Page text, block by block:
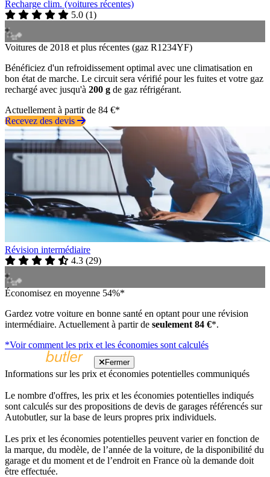
Recharge clim. (voitures récentes)
5.0 (1)
Voitures de 2018 et plus récentes (gaz R1234YF)
Bénéficiez d'un refroidissement optimal avec une climatisation en
bon état de marche. Le circuit sera vérifié pour les fuites et votre gaz
rechargé avec jusqu'à 200 g de gaz réfrigérant.
Actuellement à partir de 84 €*
Recevez des devis
Révision intermédiaire
4.3 (29)
Économisez en moyenne 54%*
Gardez votre voiture en bonne santé en optant pour une révision
intermédiaire. Actuellement à partir de seulement 84 €*.
*Voir comment les prix et les économies sont calculés
Fermer
Informations sur les prix et économies potentielles communiqués
Le nombre d'offres, les prix et les économies potentielles indiqués
sont calculés sur des propositions de devis de garages référencés sur
Autobutler, sur la base de leurs propres prix individuels.
Les prix et les économies potentielles peuvent varier en fonction de
la marque, du modèle, de l’année de la voiture, de la disponibilité du
garage et du moment et de l’endroit en France où la demande doit
être effectuée.